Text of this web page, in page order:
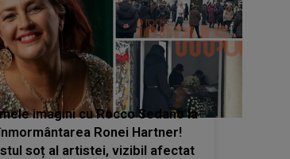
imagini cu Rocco Sedano la
Ronei Hartner!
soț al artistei, vizibil afectat